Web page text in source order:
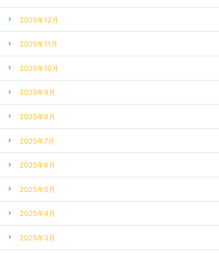
2025年12月
2025年11月
2025年10月
2025年9月
2025年8月
2025年7月
2025年6月
2025年5月
2025年4月
2025年3月